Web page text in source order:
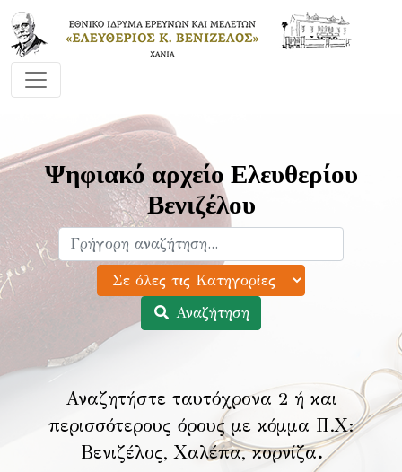
Ψηφιακό αρχείο Ελευθερίου
Βενιζέλου
Αναζήτηση
Αναζητήστε ταυτόχρονα 2 ή και
περισσότερους όρους με κόμμα Π.Χ:
Βενιζέλος, Χαλέπα, κορνίζα.